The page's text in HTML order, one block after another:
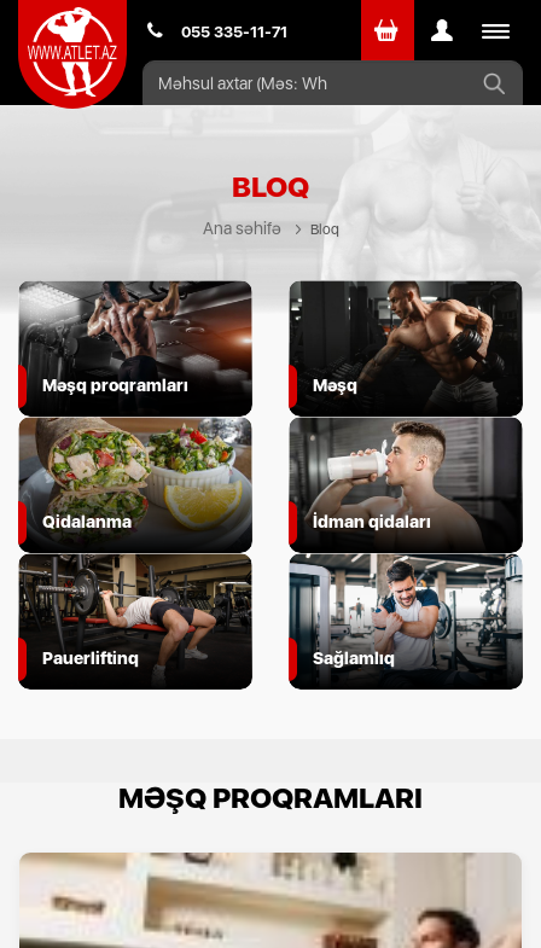
055 335-11-71
Toggle
BLOQ
Ana səhifə Bloq
Məşq proqramları Məşq
Qidalanma İdman qidaları
Pauerliftinq Sağlamlıq
MƏŞQ PROQRAMLARI